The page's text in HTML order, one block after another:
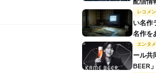
レコメ
い名作
名作を
エンタ
ール共
BEER